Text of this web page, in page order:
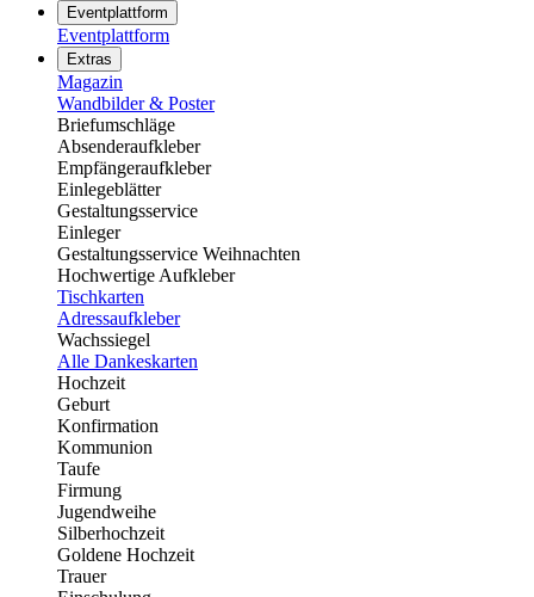
Eventplattform
Eventplattform
Extras
Magazin
Wandbilder & Poster
Briefumschläge
Absenderaufkleber
Empfängeraufkleber
Einlegeblätter
Gestaltungsservice
Einleger
Gestaltungsservice Weihnachten
Hochwertige Aufkleber
Tischkarten
Adressaufkleber
Wachssiegel
Alle Dankeskarten
Hochzeit
Geburt
Konfirmation
Kommunion
Taufe
Firmung
Jugendweihe
Silberhochzeit
Goldene Hochzeit
Trauer